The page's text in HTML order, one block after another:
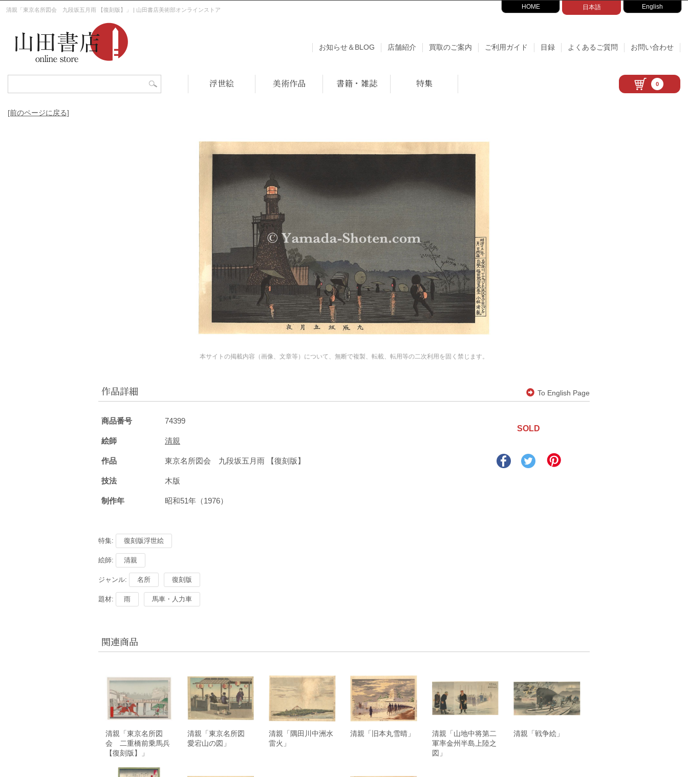
清親「東京名所図会 九段坂五月雨 【復刻版】」 | 山田書店美術部オンラインストア HOME 日本語 English
お知らせ＆BLOG 店舗紹介 買取のご案内 ご利用ガイド 目録 よくあるご質問 お問い合わせ
浮世絵 美術作品 書籍・雑誌 特集 0
[前のページに戻る]
本サイトの掲載内容（画像、文章等）について、無断で複製、転載、転用等の二次利用を固く禁じます。
作品詳細 To English Page
商品番号 74399
絵師 清親
作品 東京名所図会 九段坂五月雨 【復刻版】
技法 木版
制作年 昭和51年（1976）
SOLD
特集: 復刻版浮世絵
絵師: 清親
ジャンル: 名所 復刻版
題材: 雨 馬車・人力車
関連商品
清親「東京名所図
会 二重橋前乗馬兵
【復刻版】」
清親「東京名所図
愛宕山の図」
清親「隅田川中洲水
雷火」
清親「旧本丸雪晴」
清親「山地中将第二
軍率金州半島上陸之
図」
清親「戦争絵」